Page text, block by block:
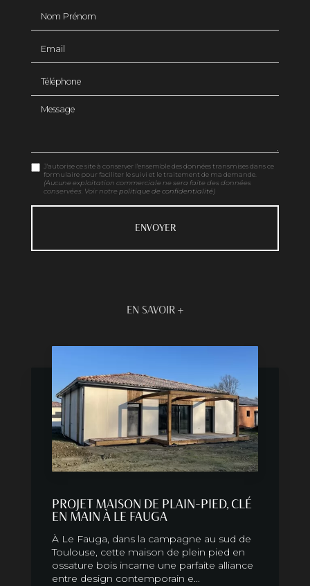
Message
J'autorise ce site à conserver l'ensemble des données transmises dans ce
formulaire pour faciliter le suivi et le traitement de ma demande.
(Aucune exploitation commerciale ne sera faite des données
conservées. Voir notre politique de confidentialité)
EN SAVOIR +
PROJET MAISON DE PLAIN-PIED, CLÉ
EN MAIN À LE FAUGA
À Le Fauga, dans la campagne au sud de
Toulouse, cette maison de plein pied en
ossature bois incarne une parfaite alliance
entre design contemporain e...